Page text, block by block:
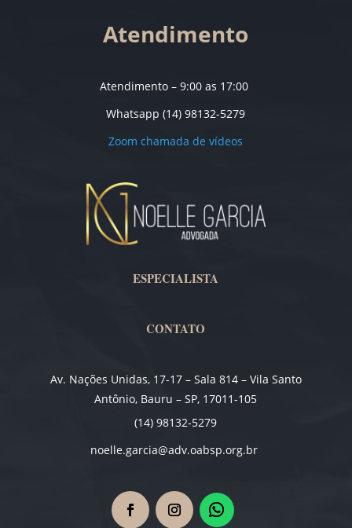
Atendimento
Atendimento – 9:00 as 17:00
Whatsapp (14) 98132-5279
Zoom chamada de vídeos
ESPECIALISTA
CONTATO
Av. Nações Unidas, 17-17 – Sala 814 – Vila Santo
Antônio, Bauru – SP, 17011-105
(14) 98132-5279
noelle.garcia@adv.oabsp.org.br